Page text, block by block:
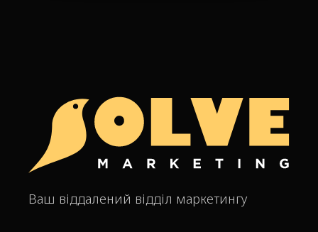
Ваш віддалений відділ маркетингу